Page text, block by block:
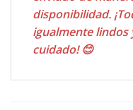
disponibilidad.
igualmente lindos
cuidado! 😊